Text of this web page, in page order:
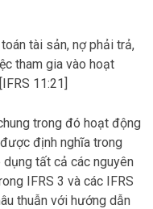
tài sản, nợ phải trả,
tham gia vào hoạt
11:21]
trong đó hoạt động
định nghĩa trong
dụng tất cả các nguyên
IFRS 3 và các IFRS
thuẫn với hướng dẫn